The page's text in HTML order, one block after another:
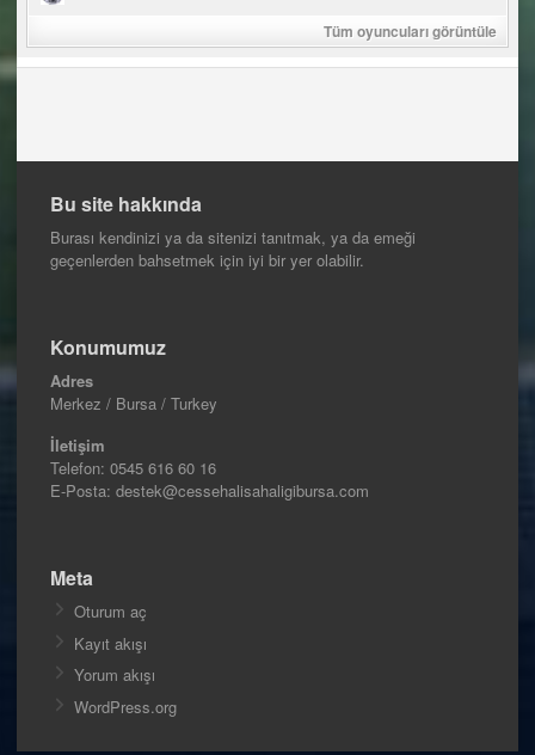
Tüm oyuncuları görüntüle
Bu site hakkında
Burası kendinizi ya da sitenizi tanıtmak, ya da emeği
geçenlerden bahsetmek için iyi bir yer olabilir.
Konumumuz
Adres
Merkez / Bursa / Turkey
İletişim
Telefon: 0545 616 60 16
E-Posta: destek@cessehalisahaligibursa.com
Meta
Oturum aç
Kayıt akışı
Yorum akışı
WordPress.org